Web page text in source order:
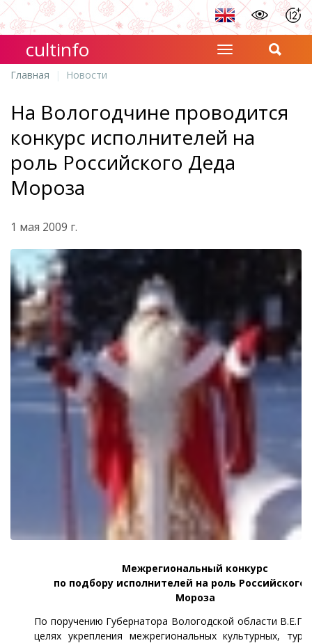
cultinfo
Главная Новости
На Вологодчине проводится
конкурс исполнителей на
роль Российского Деда
Мороза
1 мая 2009 г.
Межрегиональный конкурс
по подбору исполнителей на роль Российского
Мороза
По поручению Губернатора Вологодской области
целях укрепления межрегиональных культурных,